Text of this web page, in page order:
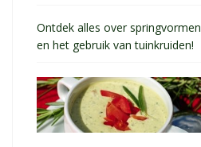
Ontdek alles over springvormen
en het gebruik van tuinkruiden!